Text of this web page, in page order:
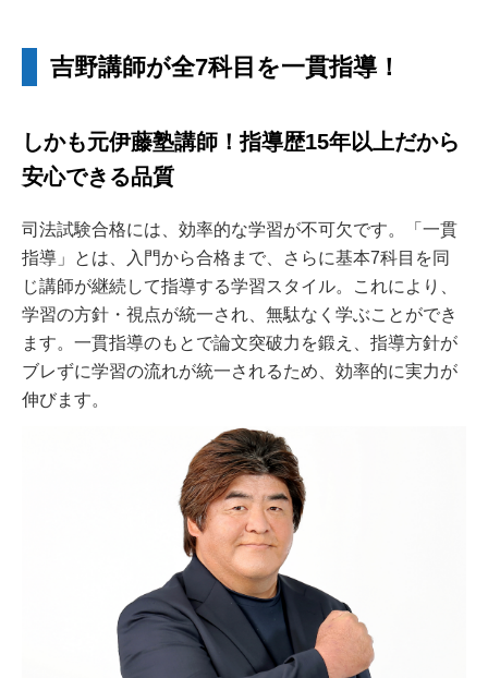
吉野講師が全7科目を一貫指導！
しかも元伊藤塾講師！指導歴15年以上だから
安心できる品質
司法試験合格には、効率的な学習が不可欠です。「一貫
指導」とは、入門から合格まで、さらに基本7科目を同
じ講師が継続して指導する学習スタイル。これにより、
学習の方針・視点が統一され、無駄なく学ぶことができ
ます。一貫指導のもとで論文突破力を鍛え、指導方針が
ブレずに学習の流れが統一されるため、効率的に実力が
伸びます。